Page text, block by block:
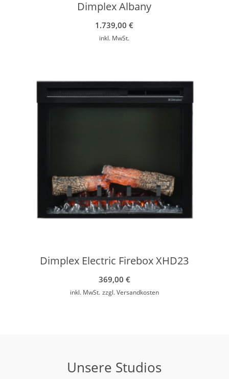
Dimplex Albany
1.739,00€
inkl. MwSt.
Dimplex Electric Firebox XHD23
369,00 €
inkl. MwSt. zzgl.Versandkosten
Unsere Studios